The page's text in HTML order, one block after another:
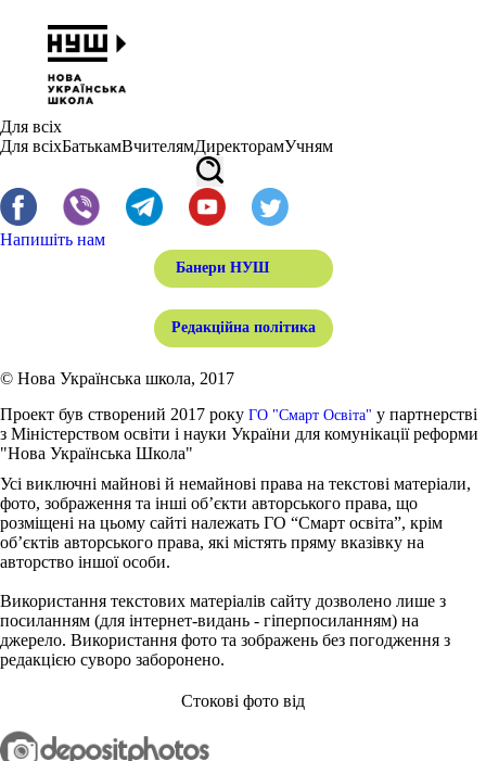
Для всіх
Для всіхБатькамВчителямДиректорамУчням
Напишіть нам
Банери НУШ
Редакційна політика
© Нова Українська школа, 2017
Проект був створений 2017 року ГО "Смарт Освіта" у партнерстві
з Міністерством освіти і науки України для комунікації реформи
"Нова Українська Школа"
Усі виключні майнові й немайнові права на текстові матеріали,
фото, зображення та інші об’єкти авторського права, що
розміщені на цьому сайті належать ГО “Смарт освіта”, крім
об’єктів авторського права, які містять пряму вказівку на
авторство іншої особи.
Використання текстових матеріалів сайту дозволено лише з
посиланням (для інтернет-видань - гіперпосиланням) на
джерело. Використання фото та зображень без погодження з
редакцією суворо заборонено.
Стокові фото від